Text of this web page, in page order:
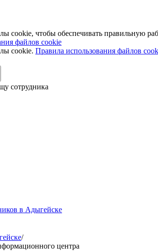
cookie, чтобы обеспечивать правильную
файлов cookie
cookie. Правила использования файлов
сотрудника
в Адыгейске
/
центра